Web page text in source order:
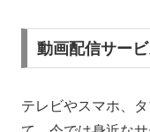
動画配信サー
テレビやスマホ、